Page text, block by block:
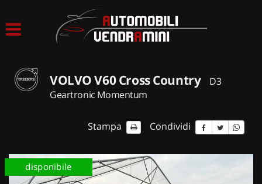
ACQUISTIAMO USATO
CONTATTI
VOLVO V60 Cross Country
D3
Geartronic Momentum
Stampa Condividi
disponibile